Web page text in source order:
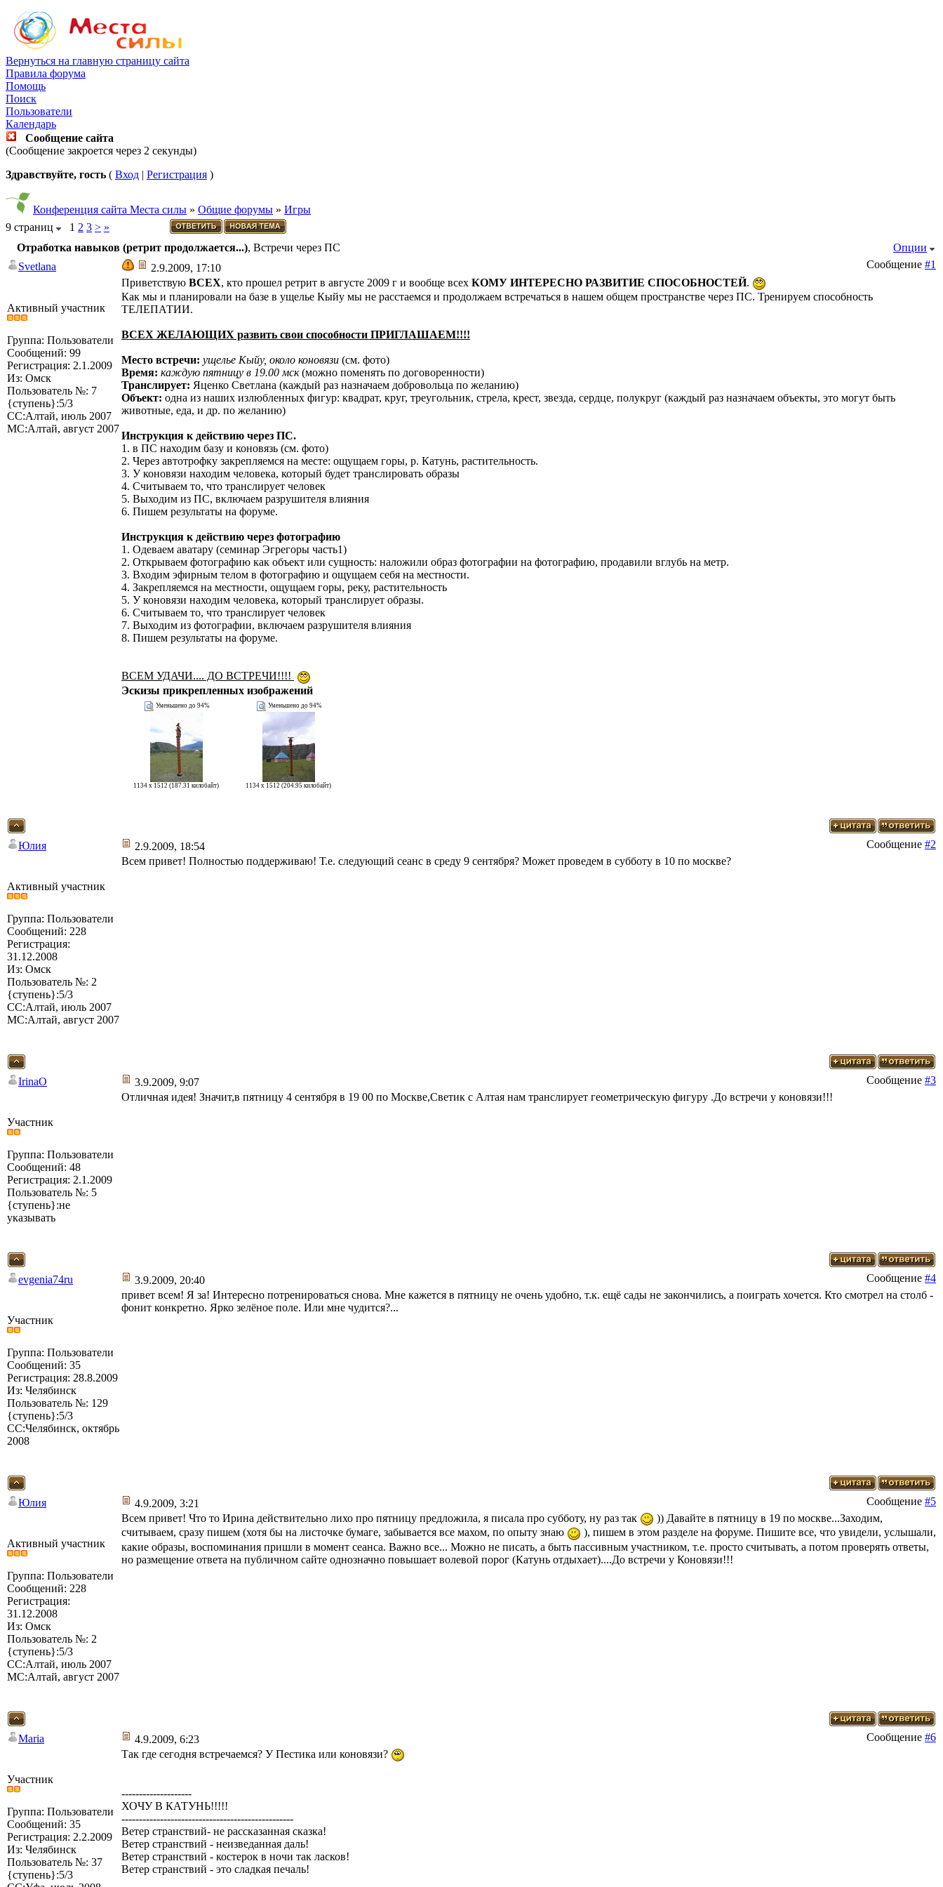
Вернуться на главную страницу сайта
Правила форума
Помощь
Поиск
Пользователи
Календарь
Сообщение сайта
(Сообщение закроется через 2 секунды)
Здравствуйте, гость ( Вход | Регистрация )
Конференция сайта Места силы » Общие форумы » Игры
9 страниц
1 2 3 > »
Отработка навыков (ретрит продолжается...), Встречи через ПС
Опции
Svetlana
2.9.2009, 17:10 Сообщение #1
Активный участник
Группа: Пользователи
Сообщений: 99
Регистрация: 2.1.2009
Из: Омск
Пользователь №: 7
{ступень}:5/3
СС:Алтай, июль 2007
МС:Алтай, август 2007
Приветствую ВСЕХ, кто прошел ретрит в августе 2009 г и вообще всех КОМУ ИНТЕРЕСНО РАЗВИТИЕ СПОСОБНОСТЕЙ.
Как мы и планировали на базе в ущелье Кыйу мы не расстаемся и продолжаем встречаться в нашем общем пространстве через ПС. Тренируем способность
ТЕЛЕПАТИИ.
ВСЕХ ЖЕЛАЮЩИХ развить свои способности ПРИГЛАШАЕМ!!!!
Место встречи: ущелье Кыйу, около коновязи (см. фото)
Время: каждую пятницу в 19.00 мск(можно поменять по договоренности)
Транслирует: Яценко Светлана (каждый раз назначаем добровольца по желанию)
Объект: одна из наших излюбленных фигур: квадрат, круг, треугольник, стрела, крест, звезда, сердце, полукруг (каждый раз назначаем объекты, это могут быть
животные, еда, и др. по желанию)
Инструкция к действию через ПС.
1. в ПС находим базу и коновязь (см. фото)
2. Через автотрофку закрепляемся на месте: ощущаем горы, р. Катунь, растительность.
3. У коновязи находим человека, который будет транслировать образы
4. Считываем то, что транслирует человек
5. Выходим из ПС, включаем разрушителя влияния
6. Пишем результаты на форуме.
Инструкция к действию через фотографию
1. Одеваем аватару (семинар Эгрегоры часть1)
2. Открываем фотографию как объект или сущность: наложили образ фотографии на фотографию, продавили вглубь на метр.
3. Входим эфирным телом в фотографию и ощущаем себя на местности.
4. Закрепляемся на местности, ощущаем горы, реку, растительность
5. У коновязи находим человека, который транслирует образы.
6. Считываем то, что транслирует человек
7. Выходим из фотографии, включаем разрушителя влияния
8. Пишем результаты на форуме.
ВСЕМ УДАЧИ.... ДО ВСТРЕЧИ!!!!
Эскизы прикрепленных изображений
Уменьшено до 94%
1134 x 1512 (187.31 килобайт)
Уменьшено до 94%
1134 x 1512 (204.95 килобайт)
Юлия 2.9.2009, 18:54 Сообщение #2
Активный участник
Группа: Пользователи
Сообщений: 228
Регистрация:
31.12.2008
Из: Омск
Пользователь №: 2
{ступень}:5/3
СС:Алтай, июль 2007
МС:Алтай, август 2007
Всем привет! Полностью поддерживаю! Т.е. следующий сеанс в среду 9 сентября? Может проведем в субботу в 10 по москве?
IrinaO 3.9.2009, 9:07 Сообщение #3
Участник
Группа: Пользователи
Сообщений: 48
Регистрация: 2.1.2009
Пользователь №: 5
{ступень}:не
указывать
Отличная идея! Значит,в пятницу 4 сентября в 19 00 по Москве,Светик с Алтая нам транслирует геометрическую фигуру .До встречи у коновязи!!!
evgenia74ru 3.9.2009, 20:40 Сообщение #4
Участник
Группа: Пользователи
Сообщений: 35
Регистрация: 28.8.2009
Из: Челябинск
Пользователь №: 129
{ступень}:5/3
СС:Челябинск, октябрь
2008
привет всем! Я за! Интересно потренироваться снова. Мне кажется в пятницу не очень удобно, т.к. ещё сады не закончились, а поиграть хочется. Кто смотрел на столб -
фонит конкретно. Ярко зелёное поле. Или мне чудится?...
Юлия 4.9.2009, 3:21 Сообщение #5
Активный участник
Группа: Пользователи
Сообщений: 228
Регистрация:
31.12.2008
Из: Омск
Пользователь №: 2
{ступень}:5/3
СС:Алтай, июль 2007
МС:Алтай, август 2007
Всем привет! Что то Ирина действительно лихо про пятницу предложила, я писала про субботу, ну раз так
)) Давайте в пятницу в 19 по москве...Заходим,
считываем, сразу пишем (хотя бы на листочке бумаге, забывается все махом, по опыту знаю
), пишем в этом разделе на форуме. Пишите все, что увидели, услышали,
какие образы, воспоминания пришли в момент сеанса. Важно все... Можно не писать, а быть пассивным участником, т.е. просто считывать, а потом проверять ответы,
но размещение ответа на публичном сайте однозначно повышает волевой порог (Катунь отдыхает)....До встречи у Коновязи!!!
Maria 4.9.2009, 6:23 Сообщение #6
Участник
Группа: Пользователи
Сообщений: 35
Регистрация: 2.2.2009
Из: Челябинск
Пользователь №: 37
{ступень}:5/3
Так где сегодня встречаемся? У Пестика или коновязи?
--------------------
ХОЧУ В КАТУНЬ!!!!!
-------------------------------------------------
Ветер странствий- не рассказанная сказка!
Ветер странствий - неизведанная даль!
Ветер странствий - костерок в ночи так ласков!
Ветер странствий - это сладкая печаль!